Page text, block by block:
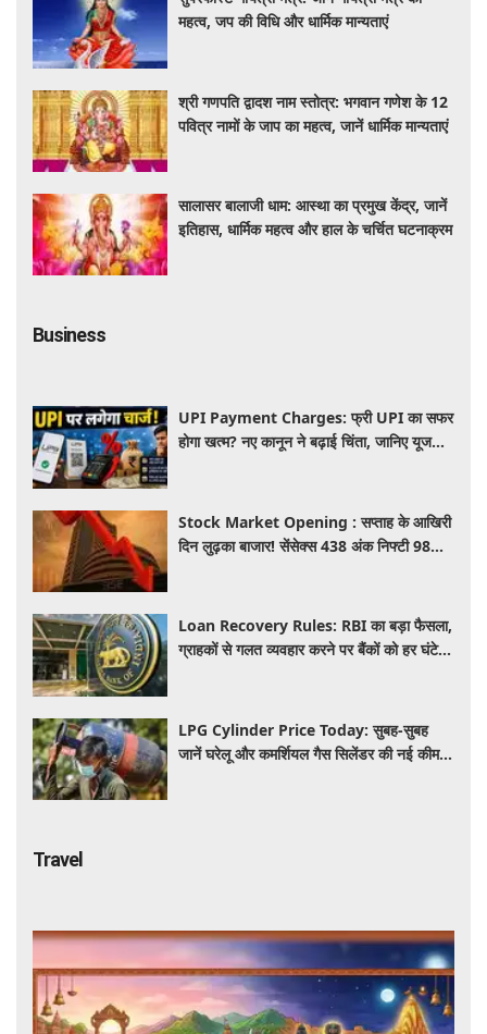
महत्व, जप की विधि और धार्मिक मान्यताएं
श्री गणपति द्वादश नाम स्तोत्र: भगवान गणेश के 12
पवित्र नामों के जाप का महत्व, जानें धार्मिक मान्यताएं
सालासर बालाजी धाम: आस्था का प्रमुख केंद्र, जानें
इतिहास, धार्मिक महत्व और हाल के चर्चित घटनाक्रम
Business
UPI Payment Charges: फ्री UPI का सफर
होगा खत्म? नए कानून ने बढ़ाई चिंता, जानिए यूजर्स
Stock Market Opening : सप्ताह के आखिरी
दिन लुढ़का बाजार! सेंसेक्स 438 अंक निफ्टी 98
Loan Recovery Rules: RBI का बड़ा फैसला,
ग्राहकों से गलत व्यवहार करने पर बैंकों को हर घंटे
LPG Cylinder Price Today: सुबह-सुबह
जानें घरेलू और कमर्शियल गैस सिलेंडर की नई कीमत,
Travel